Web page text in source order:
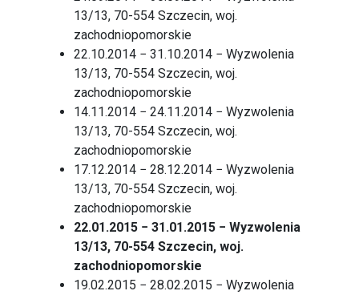
13/13, 70-554 Szczecin, woj.
zachodniopomorskie
22.10.2014 − 31.10.2014 − Wyzwolenia
13/13, 70-554 Szczecin, woj.
zachodniopomorskie
14.11.2014 − 24.11.2014 − Wyzwolenia
13/13, 70-554 Szczecin, woj.
zachodniopomorskie
17.12.2014 − 28.12.2014 − Wyzwolenia
13/13, 70-554 Szczecin, woj.
zachodniopomorskie
22.01.2015 − 31.01.2015 − Wyzwolenia
13/13, 70-554 Szczecin, woj.
zachodniopomorskie
19.02.2015 − 28.02.2015 − Wyzwolenia